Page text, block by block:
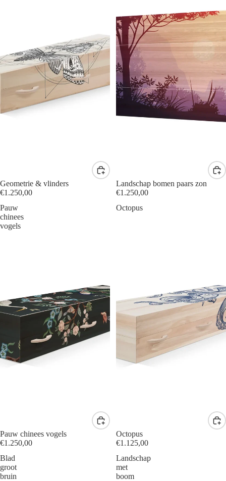
Geometrie & vlinders
€1.250,00
Landschap bomen paars zon
€1.250,00
Pauw
chinees
vogels
Pauw chinees vogels
€1.250,00
Octopus
Octopus
€1.125,00
Blad
groot
bruin
Landschap
met
boom